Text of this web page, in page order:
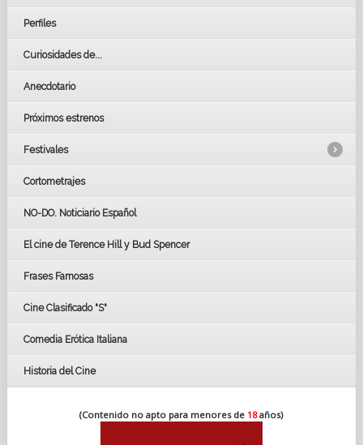
Perfiles
Curiosidades de...
Anecdotario
Próximos estrenos
Festivales
LOS OSCARS
GOYAS
BAFTA
Cortometrajes
NO-DO. Noticiario Español
El cine de Terence Hill y Bud Spencer
Frases Famosas
Cine Clasificado "S"
Comedia Erótica Italiana
Historia del Cine
(Contenido no apto para menores de 18años)